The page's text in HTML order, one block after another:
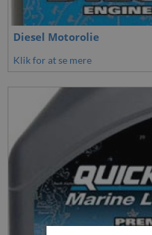
Diesel Motorolie
Klik for at se mere